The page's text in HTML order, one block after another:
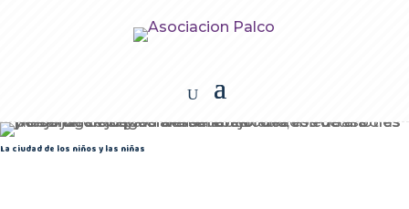
La ciudad de los niños y las niñas